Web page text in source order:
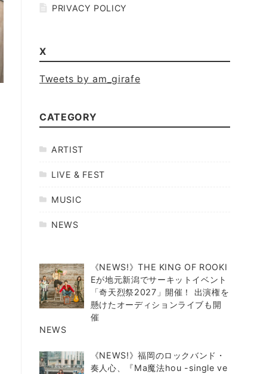
PRIVACY POLICY
X
Tweets by am_girafe
CATEGORY
ARTIST
LIVE & FEST
MUSIC
NEWS
《NEWS!》THE KING OF ROOKI
Eが地元新潟でサーキットイベント
「奇天烈祭2027」開催！ 出演権を
懸けたオーディションライブも開
催
NEWS
《NEWS!》福岡のロックバンド・
奏人心、『Ma魔法hou -single ve